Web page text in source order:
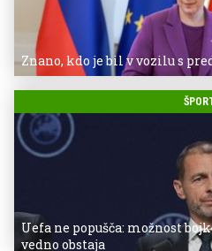
Znano, kdo je bil v vozilu s
Uefa ne popušča: možnost
vedno obstaja